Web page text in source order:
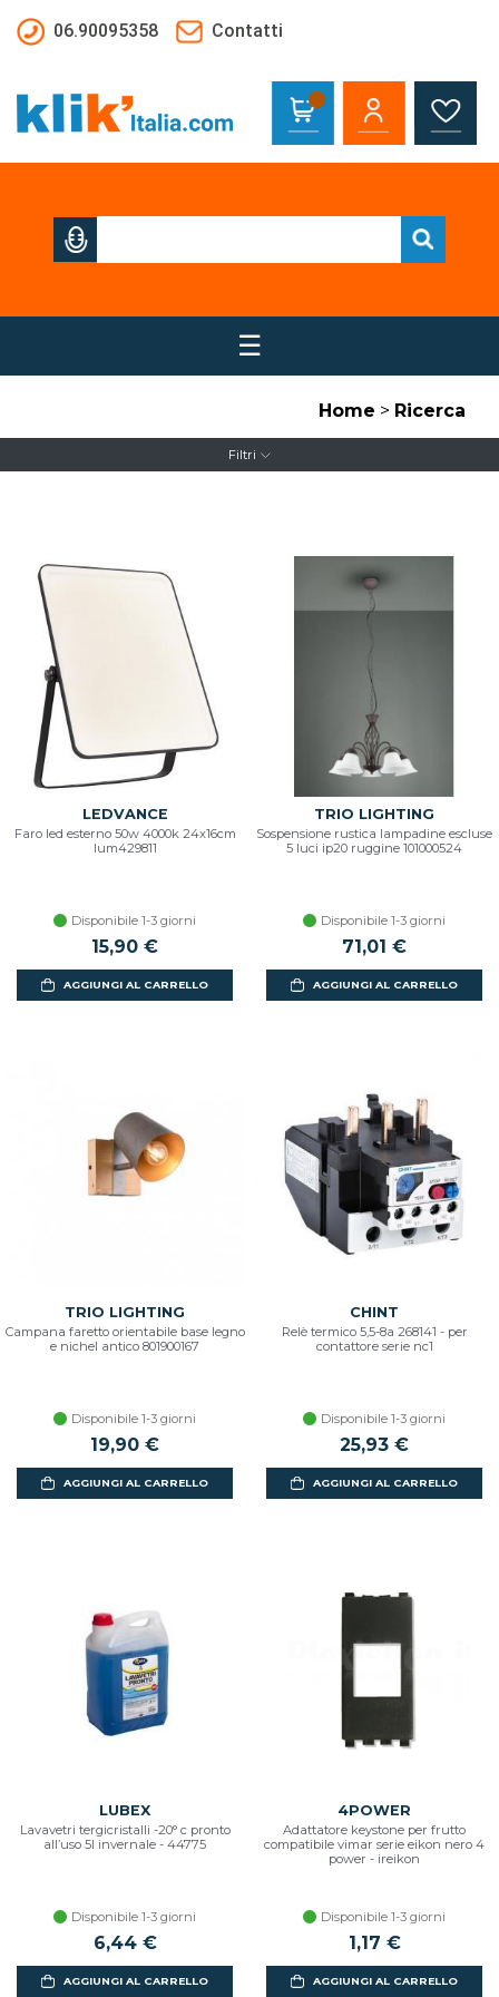
06.90095358
Contatti
☰
Home > Ricerca
Filtri
LEDVANCE
Faro led esterno 50w 4000k 24x16cm
lum429811
Disponibile 1-3 giorni
15,90 €
AGGIUNGI AL CARRELLO
TRIO LIGHTING
Sospensione rustica lampadine escluse
5 luci ip20 ruggine 101000524
Disponibile 1-3 giorni
71,01 €
AGGIUNGI AL CARRELLO
TRIO LIGHTING
Campana faretto orientabile base legno
e nichel antico 801900167
Disponibile 1-3 giorni
19,90 €
AGGIUNGI AL CARRELLO
CHINT
Relè termico 5,5-8a 268141 - per
contattore serie nc1
Disponibile 1-3 giorni
25,93 €
AGGIUNGI AL CARRELLO
LUBEX
Lavavetri tergicristalli -20° c pronto
all’uso 5l invernale - 44775
Disponibile 1-3 giorni
6,44 €
AGGIUNGI AL CARRELLO
4POWER
Adattatore keystone per frutto
compatibile vimar serie eikon nero 4
power - ireikon
Disponibile 1-3 giorni
1,17 €
AGGIUNGI AL CARRELLO